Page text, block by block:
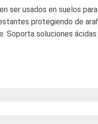
ser usados en suelos
protegiendo de
Soporta soluciones